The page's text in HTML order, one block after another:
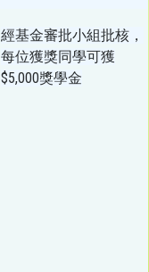
經基金審批小組批核，
每位獲獎同學可獲
$5,000獎學金